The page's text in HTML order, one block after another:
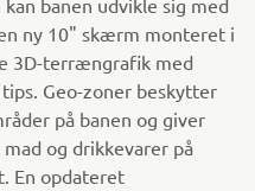
banen udvikle sig med
ny 10" skærm monteret i
3D-terrængrafik med
Geo-zoner beskytter
på banen og giver
og drikkevarer på
En opdateret